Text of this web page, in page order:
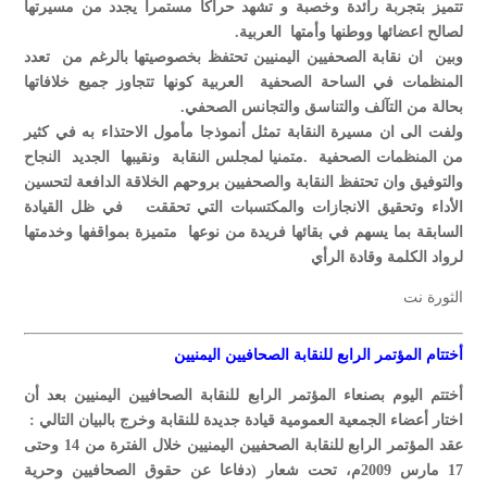
تتميز بتجربة رائدة وخصبة و تشهد حراكا مستمرا يجدد من مسيرتها
لصالح اعضائها ووطنها وأمتها العربية.
وبين ان نقابة الصحفيين اليمنيين تحتفظ بخصوصيتها بالرغم من تعدد
المنظمات في الساحة الصحفية العربية كونها تتجاوز جميع خلافاتها
بحالة من التآلف والتناسق والتجانس الصحفي.
ولفت الى ان مسيرة النقابة تمثل أنموذجا مأمول الاحتذاء به في كثير
من المنظمات الصحفية .متمنيا لمجلس النقابة ونقيبها الجديد النجاح
والتوفيق وان تحتفظ النقابة والصحفيين بروحهم الخلاقة الدافعة لتحسين
الأداء وتحقيق الانجازات والمكتسبات التي تحققت في ظل القيادة
السابقة بما يسهم في بقائها فريدة من نوعها متميزة بمواقفها وخدمتها
لرواد الكلمة وقادة الرأي
الثورة نت
أختتام ا لمؤتمر الرابع للنقابة الصحافيين اليمنيين
أختتم اليوم بصنعاء المؤتمر الرابع للنقابة الصحافيين اليمنيين بعد أن
اختار أعضاء الجمعية العمومية قيادة جديدة للنقابة وخرج بالبيان التالي :
عقد المؤتمر الرابع للنقابة الصحفيين اليمنيين خلال الفترة من 14 وحتى
17 مارس 2009م، تحت شعار (دفاعا عن حقوق الصحافيين وحرية